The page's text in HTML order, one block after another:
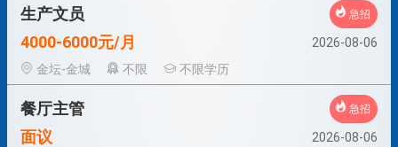
生产文员 急招
4000-6000元/月
2026-08-06
金坛-金城
不限 不限学历
餐厅主管 急招
面议
2026-08-06